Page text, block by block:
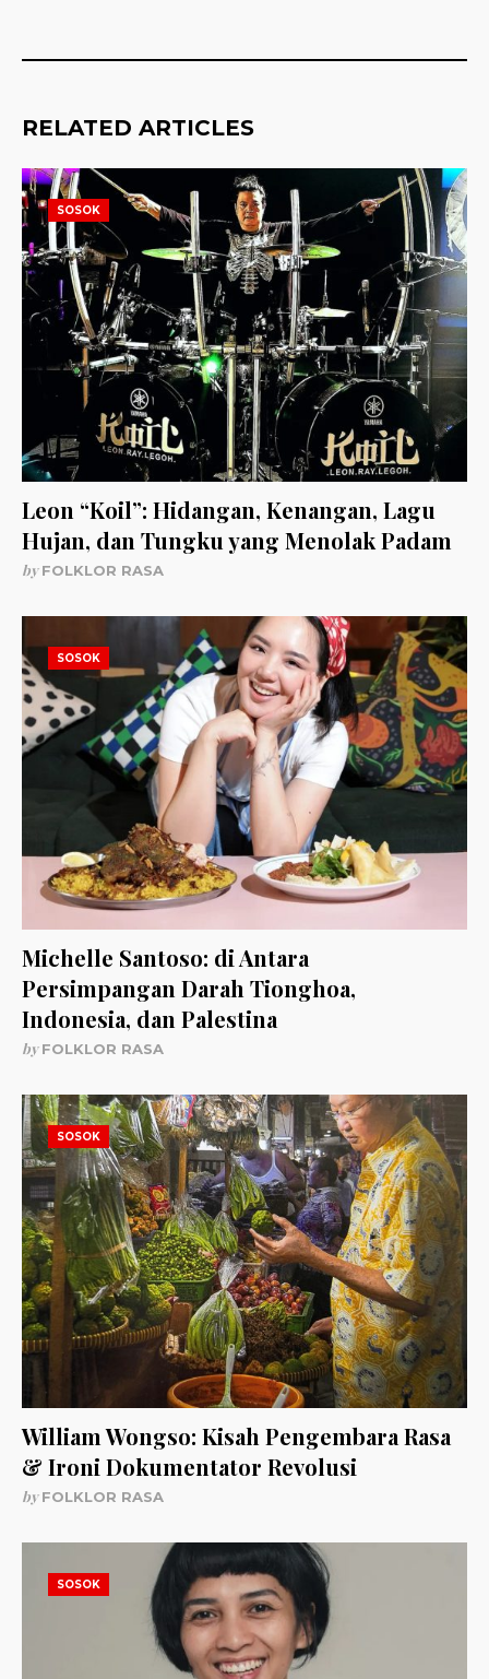
RELATED ARTICLES
SOSOK
Leon “Koil”: Hidangan, Kenangan, Lagu
Hujan, dan Tungku yang Menolak Padam
byFOLKLOR RASA
SOSOK
Michelle Santoso: di Antara
Persimpangan Darah Tionghoa,
Indonesia, dan Palestina
byFOLKLOR RASA
SOSOK
William Wongso: Kisah Pengembara Rasa
& Ironi Dokumentator Revolusi
byFOLKLOR RASA
SOSOK